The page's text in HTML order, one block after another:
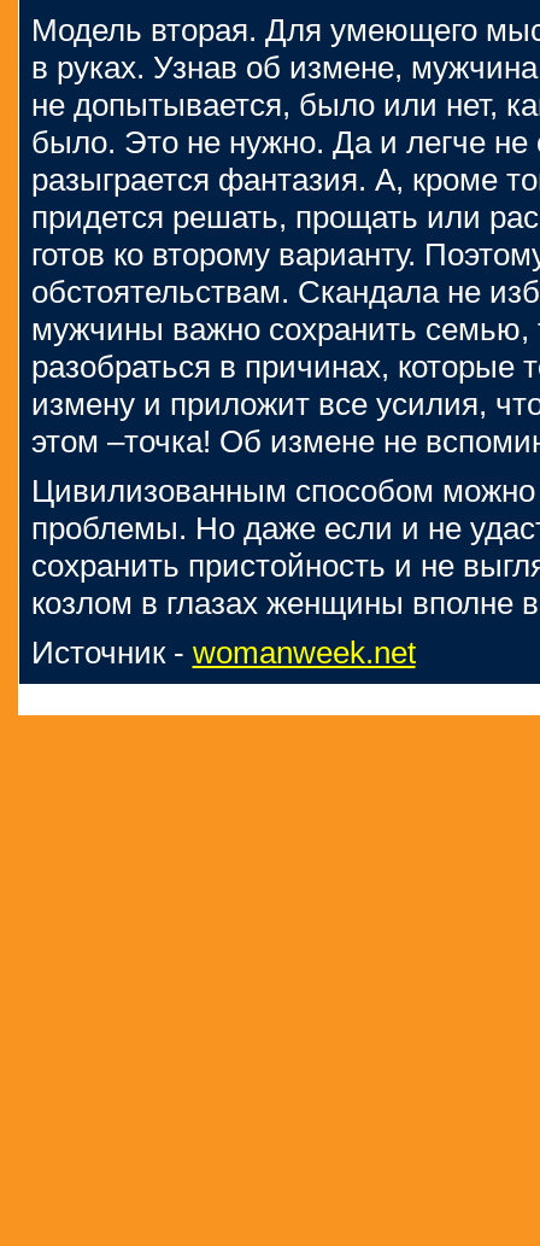
Модель вторая. Для умеющего
в руках. Узнав об измене,
не допытывается, было или нет,
было. Это не нужно. Да и легче не
разыграется фантазия. А, кроме
придется решать, прощать или
готов ко второму варианту.
обстоятельствам. Скандала не
мужчины важно сохранить семью,
разобраться в причинах, которые
измену и приложит все усилия,
этом –точка! Об измене не
Цивилизованным способом
проблемы. Но даже если и не
сохранить пристойность и не
козлом в глазах женщины вполне
Источник - womanweek.net